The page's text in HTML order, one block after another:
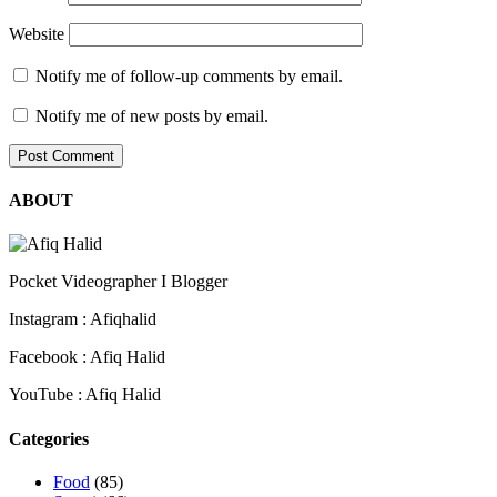
Website
Notify me of follow-up comments by email.
Notify me of new posts by email.
ABOUT
Pocket Videographer I Blogger
Instagram : Afiqhalid
Facebook : Afiq Halid
YouTube : Afiq Halid
Categories
Food (85)